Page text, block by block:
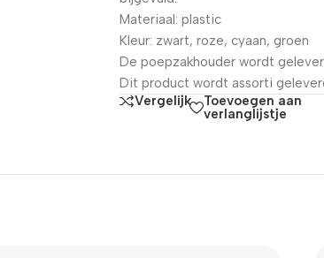
Materiaal: plastic
Kleur: zwart, roze, cyaan, groen
De poepzakhouder wordt
Dit product wordt assorti
Vergelijk
Toevoegen aan
verlanglijstje